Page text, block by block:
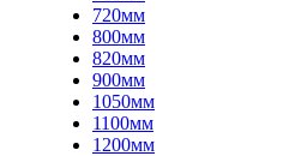
720мм
800мм
820мм
900мм
1050мм
1100мм
1200мм